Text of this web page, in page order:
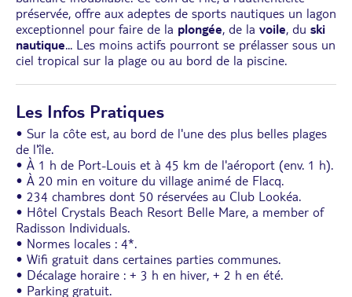
préservée, offre aux adeptes de sports nautiques un lagon
exceptionnel pour faire de la plongée, de la voile, du ski
nautique... Les moins actifs pourront se prélasser sous un
ciel tropical sur la plage ou au bord de la piscine.
Les Infos Pratiques
• Sur la côte est, au bord de l'une des plus belles plages
de l'île.
• À 1 h de Port-Louis et à 45 km de l'aéroport (env. 1 h).
• À 20 min en voiture du village animé de Flacq.
• 234 chambres dont 50 réservées au Club Lookéa.
• Hôtel Crystals Beach Resort Belle Mare, a member of
Radisson Individuals.
• Normes locales : 4*.
• Wifi gratuit dans certaines parties communes.
• Décalage horaire : + 3 h en hiver, + 2 h en été.
• Parking gratuit.